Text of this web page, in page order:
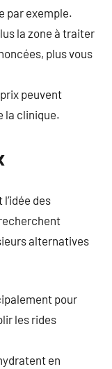
par exemple.
la zone à traiter
plus vous
peuvent
la clinique.
des
alternatives
pour
les rides
en